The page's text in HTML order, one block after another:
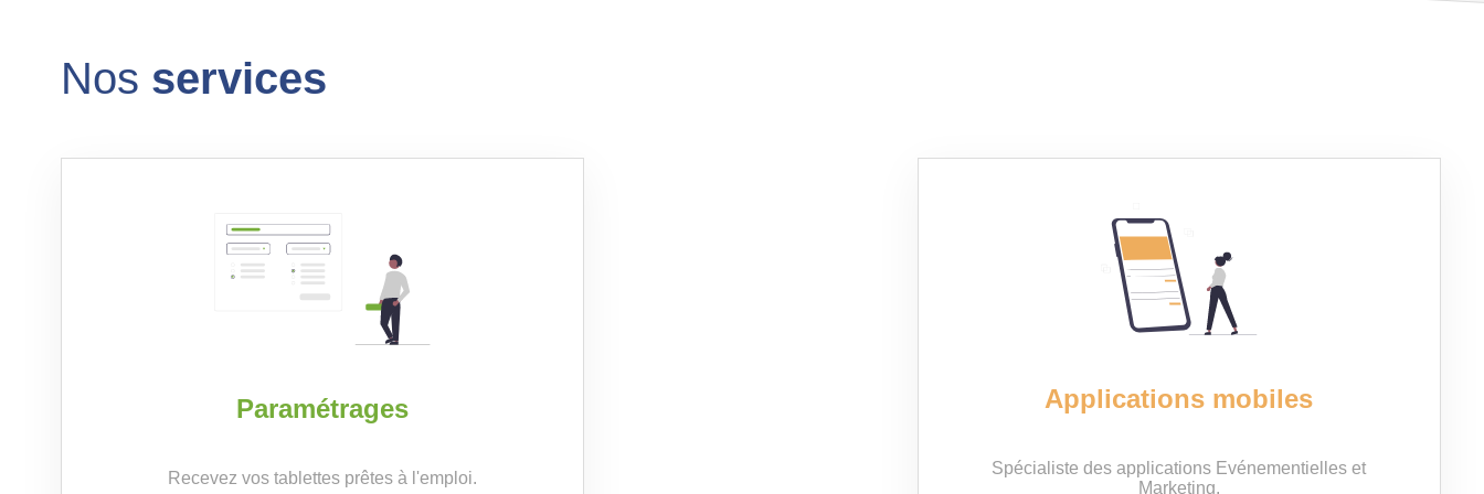
Nos services
Paramétrages
Recevez vos tablettes prêtes à l'emploi.
Applications mobiles
Spécialiste des applications Evénementielles et
Marketing.